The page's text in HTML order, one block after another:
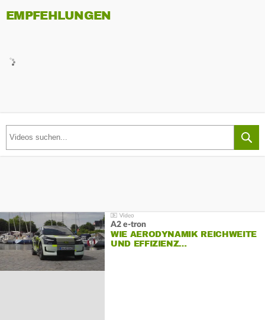
EMPFEHLUNGEN
A2 e-tron
WIE AERODYNAMIK REICHWEITE
UND EFFIZIENZ…